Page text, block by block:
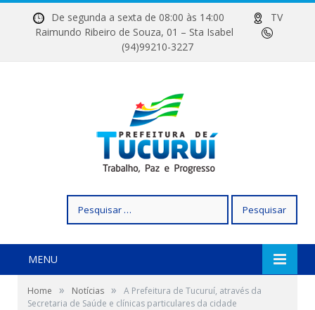
De segunda a sexta de 08:00 às 14:00
TV
Raimundo Ribeiro de Souza, 01 – Sta Isabel
(94)99210-3227
por:
MENU
Home » Notícias »
A Prefeitura de Tucuruí, através da
Secretaria de Saúde e clínicas particulares da cidade